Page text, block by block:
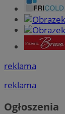
reklama
reklama
Ogłoszenia